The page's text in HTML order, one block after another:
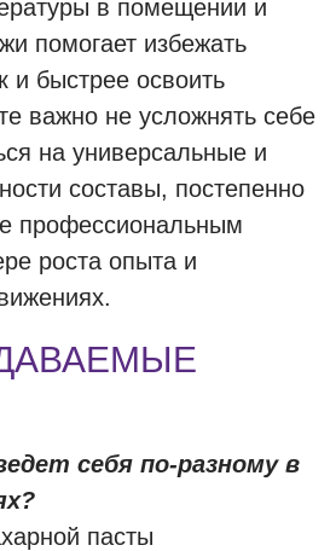
в помещении и
помогает избежать
и быстрее освоить
важно не усложнять себе
на универсальные и
составы, постепенно
профессиональным
роста опыта и
себя по-разному в
пасты